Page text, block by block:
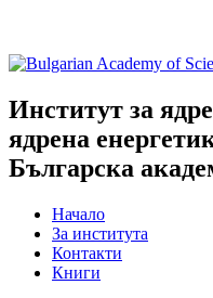
Институт за
ядрена
Българска
Начало
За института
Контакти
Книги